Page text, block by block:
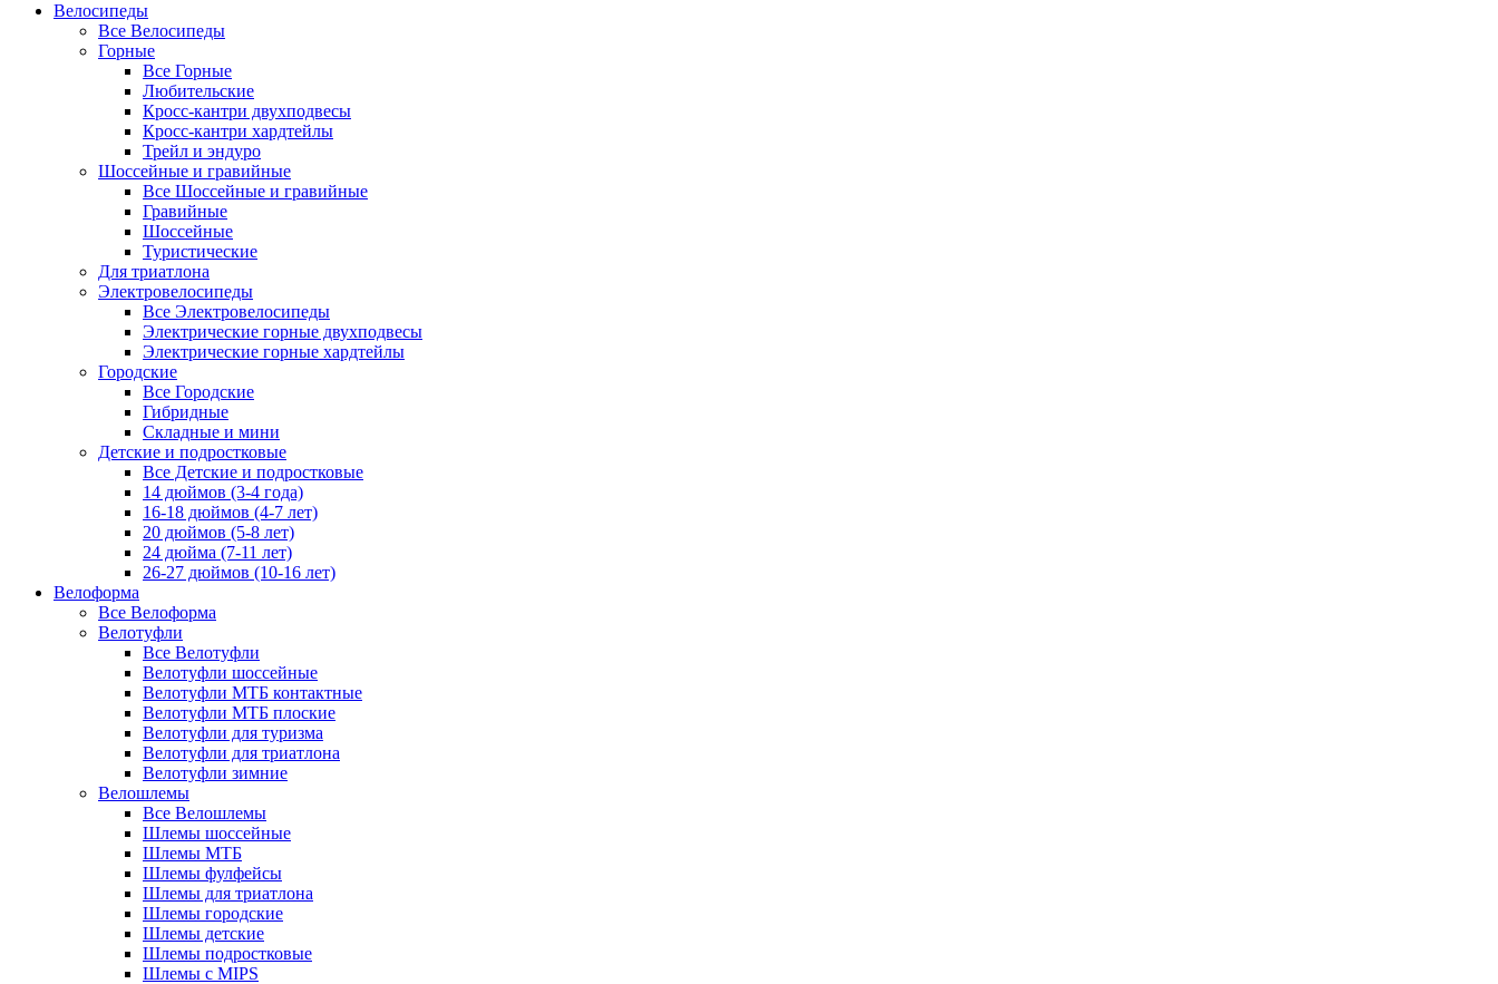
Велосипеды
Все Велосипеды
Горные
Все Горные
Любительские
Кросс-кантри двухподвесы
Кросс-кантри хардтейлы
Трейл и эндуро
Шоссейные и гравийные
Все Шоссейные и гравийные
Гравийные
Шоссейные
Туристические
Для триатлона
Электровелосипеды
Все Электровелосипеды
Электрические горные двухподвесы
Электрические горные хардтейлы
Городские
Все Городские
Гибридные
Складные и мини
Детские и подростковые
Все Детские и подростковые
14 дюймов (3-4 года)
16-18 дюймов (4-7 лет)
20 дюймов (5-8 лет)
24 дюйма (7-11 лет)
26-27 дюймов (10-16 лет)
Велоформа
Все Велоформа
Велотуфли
Все Велотуфли
Велотуфли шоссейные
Велотуфли МТБ контактные
Велотуфли МТБ плоские
Велотуфли для туризма
Велотуфли для триатлона
Велотуфли зимние
Велошлемы
Все Велошлемы
Шлемы шоссейные
Шлемы МТБ
Шлемы фулфейсы
Шлемы для триатлона
Шлемы городские
Шлемы детские
Шлемы подростковые
Шлемы с MIPS